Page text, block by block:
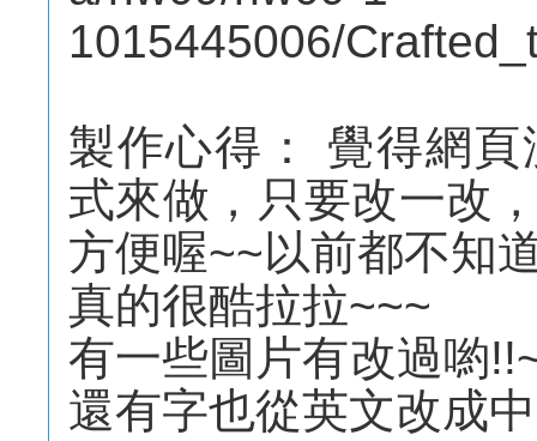
1015445006/
製作心得： 覺得網
式來做，只要改一改
方便喔~~以前都不知
真的很酷拉拉~~~
有一些圖片有改過喲
還有字也從英文改成